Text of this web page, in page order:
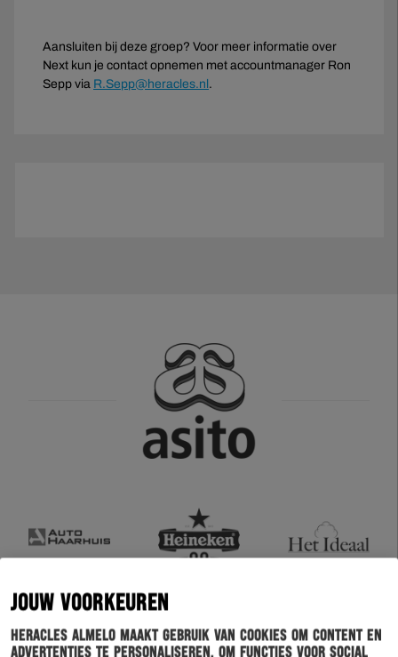
JOUW VOORKEUREN
Heracles Almelo maakt gebruik van cookies om content en
advertenties te personaliseren, om functies voor social
Aansluiten bij deze groep? Voor meer informatie over
Next kun je contact opnemen met accountmanager Ron
Sepp via R.Sepp@heracles.nl .